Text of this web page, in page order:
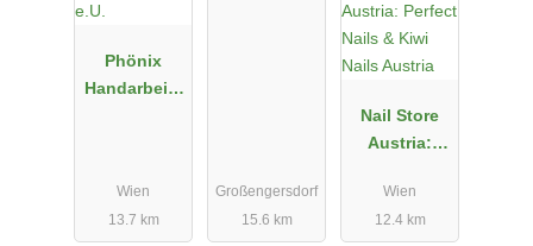
Phönix
Handarbeits
Wien
13.7 km
Großengersdorf
15.6 km
Nail Store
Austria:
& Kiwi Nails
Austria
Wien
12.4 km